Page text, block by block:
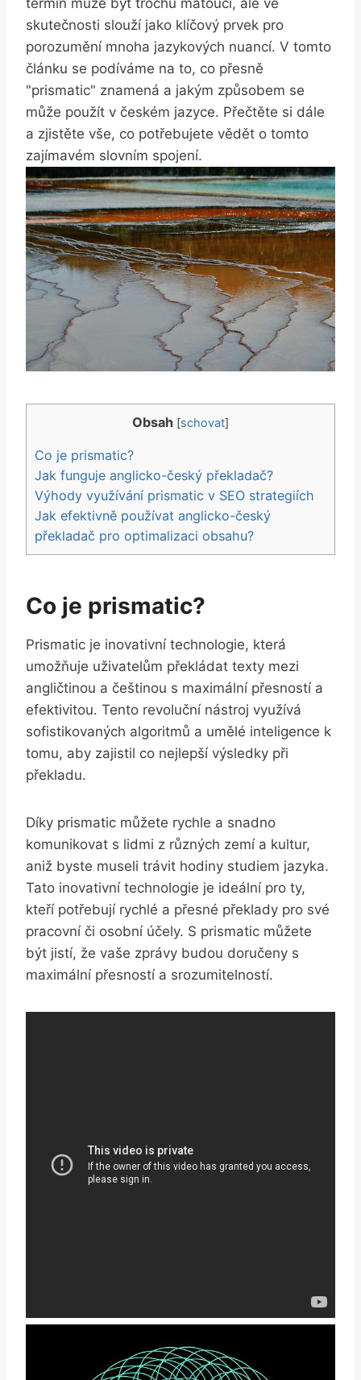
skutečnosti slouží jako klíčový prvek pro
porozumění mnoha jazykových nuancí. V tomto
článku se podíváme na to, co přesně
"prismatic" znamená a jakým způsobem se
může použít v českém jazyce. Přečtěte si dále
a zjistěte vše, co potřebujete vědět o tomto
zajímavém slovním spojení.
Obsah [schovat]
Co je prismatic?
Jak funguje anglicko-český překladač?
Výhody využívání prismatic v SEO strategiích
Jak efektivně používat anglicko-český
překladač pro optimalizaci obsahu?
Co je prismatic?
Prismatic je inovativní technologie, která
umožňuje uživatelům překládat texty mezi
angličtinou a češtinou s maximální přesností a
efektivitou. Tento revoluční nástroj využívá
sofistikovaných algoritmů a umělé inteligence k
tomu, aby zajistil co nejlepší výsledky při
překladu.
Díky prismatic můžete rychle a snadno
komunikovat s lidmi z různých zemí a kultur,
aniž byste museli trávit hodiny studiem jazyka.
Tato inovativní technologie je ideální pro ty,
kteří potřebují rychlé a přesné překlady pro své
pracovní či osobní účely. S prismatic můžete
být jistí, že vaše zprávy budou doručeny s
maximální přesností a srozumitelností.